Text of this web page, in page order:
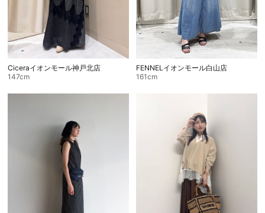
Ciceraイオンモール神戸北店
147cm
FENNELイオンモール白山店
161cm